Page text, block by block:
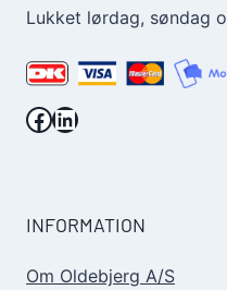
Lukket lørdag, søndag
Facebook.
LinkedIn.
INFORMATION
Om Oldebjerg A/S